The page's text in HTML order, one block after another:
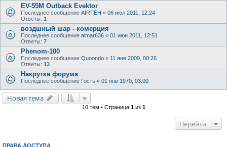
EV-55M Outback Evektor
Последнее сообщение AIRTEH « 06 июл 2011, 12:24
Ответы: 1
воздшный шар - комерция
Последнее сообщение almar636 « 01 июн 2011, 12:51
Ответы: 7
Phenom-100
Последнее сообщение Quoondo « 11 янв 2009, 00:26
Ответы: 13
Накрутка форума
Последнее сообщение Гость « 01 янв 1970, 03:00
Новая тема
10 тем • Страница 1из 1
Перейти
ПРАВА ДОСТУПА